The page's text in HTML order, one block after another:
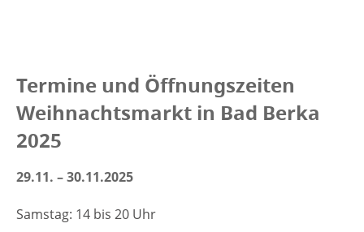
Termine und Öffnungszeiten
Weihnachtsmarkt in Bad Berka
2025
29.11. – 30.11.2025
Samstag: 14 bis 20 Uhr